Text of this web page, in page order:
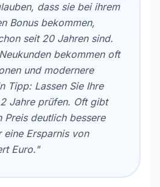
dass sie bei ihrem
Bonus bekommen,
seit 20 Jahren sind.
bekommen oft
und modernere
Tipp: Lassen Sie Ihre
Jahre prüfen. Oft gibt
Preis deutlich bessere
eine Ersparnis von
Euro."